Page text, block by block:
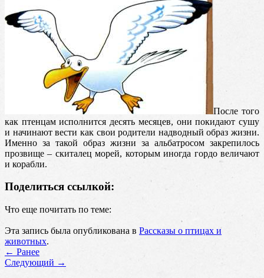
После того
как птенцам исполнится десять месяцев, они покидают сушу
и начинают вести как свои родители надводный образ жизни.
Именно за такой образ жизни за альбатросом закрепилось
прозвище – скиталец морей, которым иногда гордо величают
и корабли.
Поделиться ссылкой:
Что еще почитать по теме:
Эта запись была опубликована в Рассказы о птицах и
животных.
← Ранее
Cледующий →